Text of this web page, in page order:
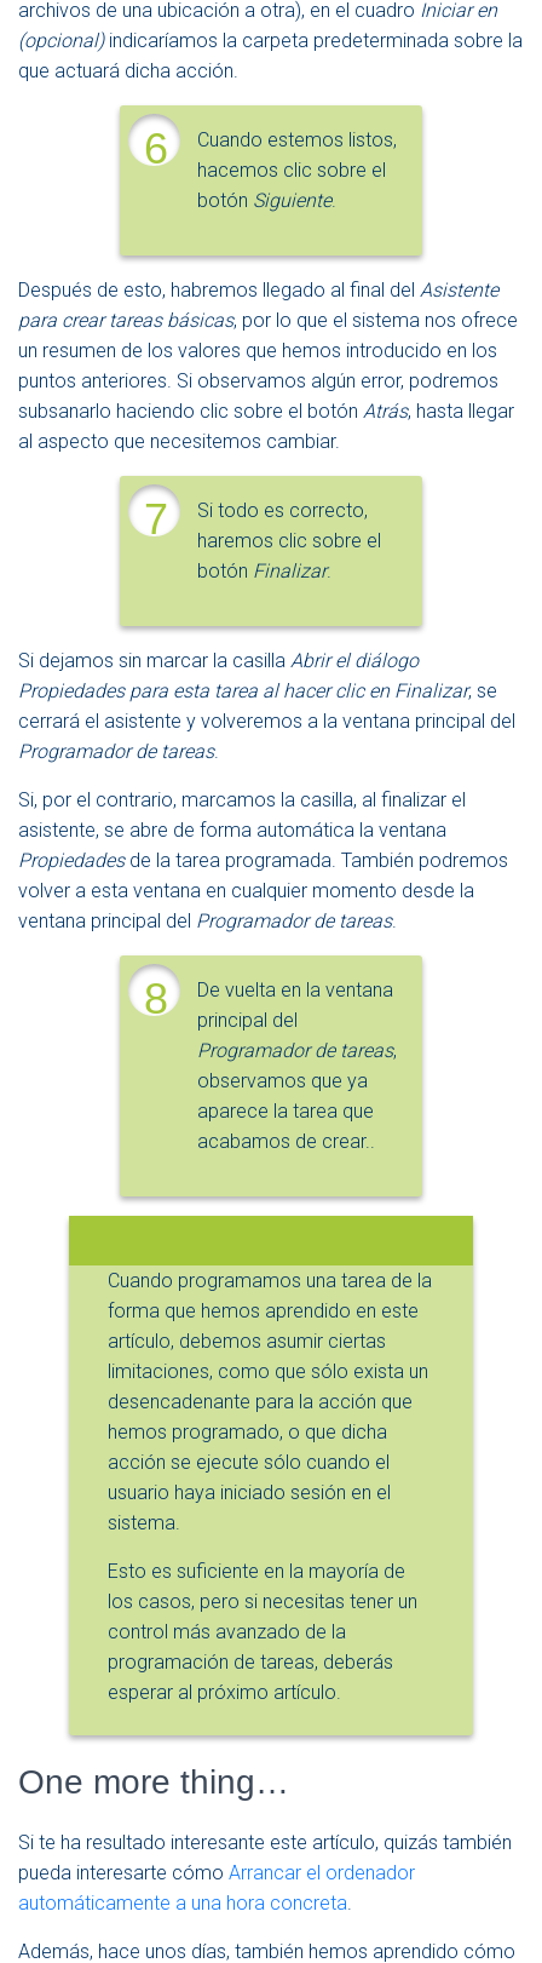
archivos de una ubicación a otra), en el cuadro Iniciar en
(opcional)indicaríamos la carpeta predeterminada sobre la
que actuará dicha acción.
6
Cuando estemos listos,
hacemos clic sobre el
botón Siguiente.
Después de esto, habremos llegado al final del Asistente
para crear tareas básicas, por lo que el sistema nos ofrece
un resumen de los valores que hemos introducido en los
puntos anteriores. Si observamos algún error, podremos
subsanarlo haciendo clic sobre el botón Atrás, hasta llegar
al aspecto que necesitemos cambiar.
7
Si todo es correcto,
haremos clic sobre el
botón Finalizar.
Si dejamos sin marcar la casilla Abrir el diálogo
Propiedades para esta tarea al hacer clic en Finalizar, se
cerrará el asistente y volveremos a la ventana principal del
Programador de tareas.
Si, por el contrario, marcamos la casilla, al finalizar el
asistente, se abre de forma automática la ventana
Propiedadesde la tarea programada. También podremos
volver a esta ventana en cualquier momento desde la
ventana principal del Programador de tareas.
8
De vuelta en la ventana
principal del
Programador de tareas,
observamos que ya
aparece la tarea que
acabamos de crear..
Cuando programamos una tarea de la
forma que hemos aprendido en este
artículo, debemos asumir ciertas
limitaciones, como que sólo exista un
desencadenante para la acción que
hemos programado, o que dicha
acción se ejecute sólo cuando el
usuario haya iniciado sesión en el
sistema.
Esto es suficiente en la mayoría de
los casos, pero si necesitas tener un
control más avanzado de la
programación de tareas, deberás
esperar al próximo artículo.
One more thing…
Si te ha resultado interesante este artículo, quizás también
pueda interesarte cómo Arrancar el ordenador
automáticamente a una hora concreta.
Además, hace unos días, también hemos aprendido cómo